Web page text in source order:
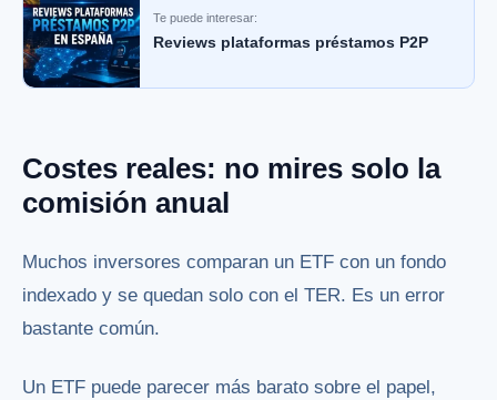
Te puede interesar:
Reviews plataformas préstamos P2P
Costes reales: no mires solo la
comisión anual
Muchos inversores comparan un ETF con un fondo
indexado y se quedan solo con el TER. Es un error
bastante común.
Un ETF puede parecer más barato sobre el papel,